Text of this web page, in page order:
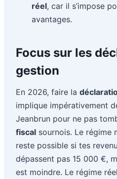
réel, car il s’impose
avantages.
Focus sur les
gestion
En 2026, faire la
implique impérativement
Jeanbrun pour ne pas
fiscal sournois. Le régime
reste possible si tes
dépassent pas 15 000 €,
est moindre. Le régime